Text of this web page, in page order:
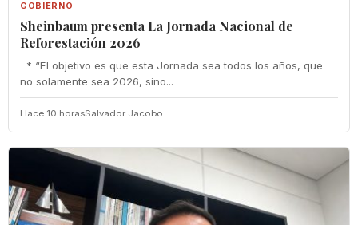
GOBIERNO
Sheinbaum presenta La Jornada Nacional de
Reforestación 2026
* “El objetivo es que esta Jornada sea todos los años, que
no solamente sea 2026, sino...
Hace 10 horasSalvador Jacobo